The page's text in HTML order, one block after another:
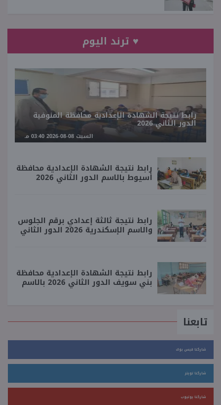
♥ ترند اليوم
رابط نتيجة الشهادة الإعدادية محافظة المنوفية
الدور الثاني 2026
السبت 08-08-2026 03:40 مـ
رابط نتيجة الشهادة الإعدادية محافظة
أسيوط بالاسم الدور الثاني 2026
رابط نتيجة ثالثة إعدادي برقم الجلوس
والاسم الإسكندرية 2026 الدور الثاني
رابط نتيجة الشهادة الإعدادية محافظة
بني سويف الدور الثاني 2026 بالاسم
تابعنا
شاركنا فيس بوك
شاركنا تويتر
شاركنا يوتيوب